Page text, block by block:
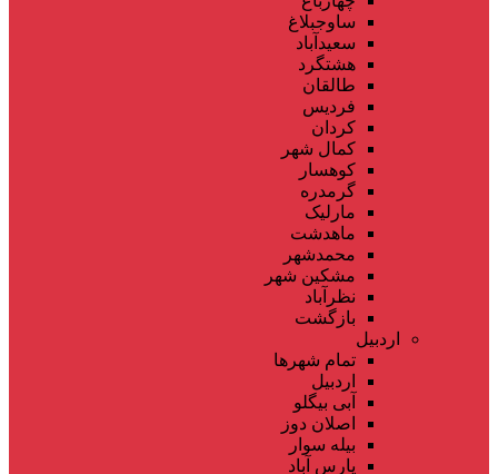
ساوجبلاغ
سعیدآباد
هشتگرد
طالقان
فردیس
کردان
کمال شهر
کوهسار
گرمدره
مارلیک
ماهدشت
محمدشهر
مشکین شهر
نظرآباد
بازگشت
اردبیل
تمام شهر‌ها
اردبیل
آبی بیگلو
اصلان دوز
بیله سوار
پارس آباد